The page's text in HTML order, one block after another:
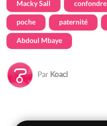
Macky Sall confondre
poche paternité
Abdoul Mbaye
Par Koaci